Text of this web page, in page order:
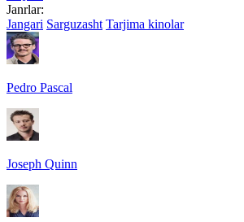
Janrlar:
Jangari Sarguzasht Tarjima kinolar
Pedro Pascal
Joseph Quinn